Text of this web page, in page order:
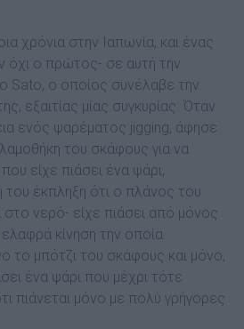
χρόνια στην Ιαπωνία, και ένας
ο πρώτος- σε αυτή την
Sato, ο οποίος συνέλαβε την
εξαιτίας µίας συγκυρίας. Όταν
ενός ψαρέµατος jigging, άφησε
του σκάφους για να
είχε πιάσει ένα ψάρι,
του έκπληξη ότι ο πλάνος του
νερό- είχε πιάσει από µόνος
κίνηση την οποία
το µπότζι του σκάφους και µόνο,
ένα ψάρι που µέχρι τότε
πιάνεται µόνο µε πολύ γρήγορες